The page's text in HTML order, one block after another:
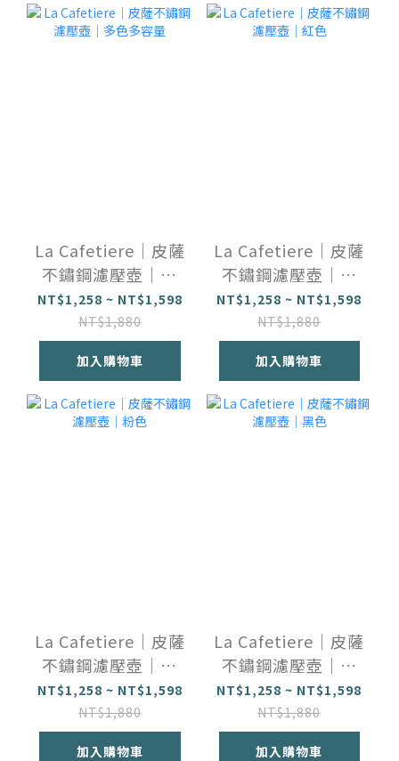
La Cafetiere｜皮薩
不鏽鋼濾壓壺｜多
色多容量
NT$1,258 ~ NT$1,598
NT$1,880
加入購物車
La Cafetiere｜皮薩
不鏽鋼濾壓壺｜紅
色
NT$1,258 ~ NT$1,598
NT$1,880
加入購物車
La Cafetiere｜皮薩
不鏽鋼濾壓壺｜粉
色
NT$1,258 ~ NT$1,598
NT$1,880
加入購物車
La Cafetiere｜皮薩
不鏽鋼濾壓壺｜黑
色
NT$1,258 ~ NT$1,598
NT$1,880
加入購物車